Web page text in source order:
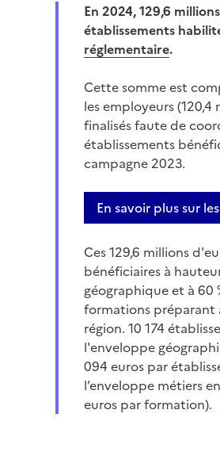
En 2024, 129,6
établissements
réglementaire.
Cette somme est
les employeurs (120,4
finalisés faute de
établissements
campagne 2023.
En savoir plus sur
Ces 129,6 millions
bénéficiaires à
géographique et à 60
formations préparant
région. 10 174
l'enveloppe
094 euros par
l’enveloppe métiers
euros par formation).